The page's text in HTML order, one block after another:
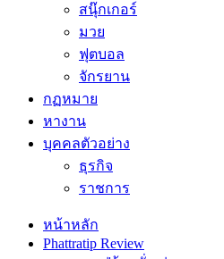
สนุ๊กเกอร์
มวย
ฟุตบอล
จักรยาน
กฏหมาย
หางาน
บุคคลตัวอย่าง
ธุรกิจ
ราชการ
หน้าหลัก
Phattratip Review